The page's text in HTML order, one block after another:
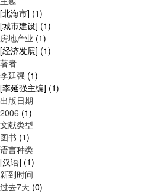
[北海市] (1)
[城市建设] (1)
房地产业 (1)
[经济发展] (1)
著者
李延强 (1)
[李延强主编] (1)
出版日期
2006 (1)
文献类型
图书 (1)
语言种类
[汉语] (1)
新到时间
过去7天 (0)